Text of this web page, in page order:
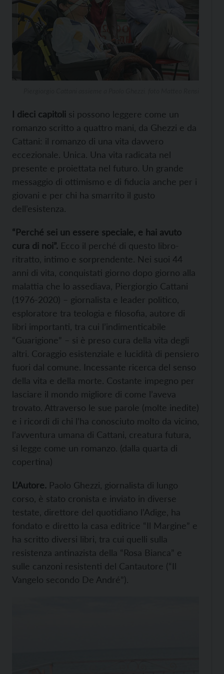
I dieci capitoli si possono leggere come un
romanzo scritto a quattro mani, da Ghezzi e da
Cattani: il romanzo di una vita davvero
eccezionale. Unica. Una vita radicata nel
presente e proiettata nel futuro. Un grande
messaggio di ottimismo e di fiducia anche per i
giovani e per chi ha smarrito il gusto
dell’esistenza.
“Perché sei un essere speciale, e hai avuto
cura di noi”. Ecco il perché di questo libro-
ritratto, intimo e sorprendente. Nei suoi 44
anni di vita, conquistati giorno dopo giorno alla
malattia che lo assediava, Piergiorgio Cattani
(1976-2020) – giornalista e leader politico,
esploratore tra teologia e filosofia, autore di
libri importanti, tra cui l’indimenticabile
“Guarigione” – si è preso cura della vita degli
altri. Coraggio esistenziale e lucidità di pensiero
fuori dal comune. Incessante ricerca del senso
della vita e della morte. Costante impegno per
lasciare il mondo migliore di come l’aveva
trovato. Attraverso le sue parole (molte inedite)
e i ricordi di chi l’ha conosciuto molto da vicino,
l’avventura umana di Cattani, creatura futura,
si legge come un romanzo. (dalla quarta di
copertina)
L’Autore. Paolo Ghezzi, giornalista di lungo
corso, è stato cronista e inviato in diverse
testate, direttore del quotidiano l’Adige, ha
fondato e diretto la casa editrice “Il Margine” e
ha scritto diversi libri, tra cui quelli sulla
resistenza antinazista della “Rosa Bianca” e
sulle canzoni resistenti del Cantautore (“Il
Vangelo secondo De André”).